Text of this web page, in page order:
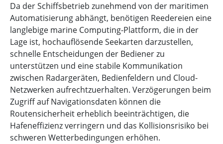
Da der Schiffsbetrieb zunehmend von der maritimen
Automatisierung abhängt, benötigen Reedereien eine
langlebige marine Computing-Plattform, die in der
Lage ist, hochauflösende Seekarten darzustellen,
schnelle Entscheidungen der Bediener zu
unterstützen und eine stabile Kommunikation
zwischen Radargeräten, Bedienfeldern und Cloud-
Netzwerken aufrechtzuerhalten. Verzögerungen beim
Zugriff auf Navigationsdaten können die
Routensicherheit erheblich beeinträchtigen, die
Hafeneffizienz verringern und das Kollisionsrisiko bei
schweren Wetterbedingungen erhöhen.